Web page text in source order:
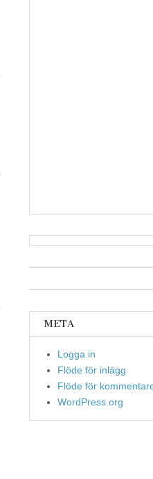
META
Logga in
Flöde för inlägg
Flöde för
WordPress.org